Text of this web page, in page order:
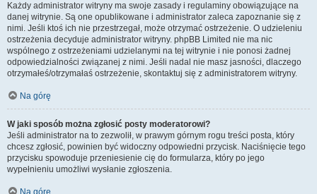
Każdy administrator witryny ma swoje zasady i regulaminy obowiązujące na
danej witrynie. Są one opublikowane i administrator zaleca zapoznanie się z
nimi. Jeśli ktoś ich nie przestrzegał, może otrzymać ostrzeżenie. O udzieleniu
ostrzeżenia decyduje administrator witryny. phpBB Limited nie ma nic
wspólnego z ostrzeżeniami udzielanymi na tej witrynie i nie ponosi żadnej
odpowiedzialności związanej z nimi. Jeśli nadal nie masz jasności, dlaczego
otrzymałeś/otrzymałaś ostrzeżenie, skontaktuj się z administratorem witryny.
Na górę
W jaki sposób można zgłosić posty moderatorowi?
Jeśli administrator na to zezwolił, w prawym górnym rogu treści posta, który
chcesz zgłosić, powinien być widoczny odpowiedni przycisk. Naciśnięcie tego
przycisku spowoduje przeniesienie cię do formularza, który po jego
wypełnieniu umożliwi wysłanie zgłoszenia.
Na górę